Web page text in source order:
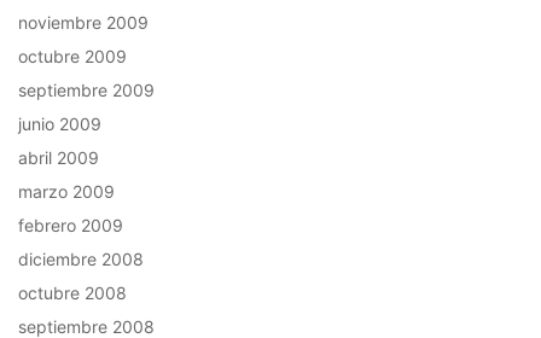
noviembre 2009
octubre 2009
septiembre 2009
junio 2009
abril 2009
marzo 2009
febrero 2009
diciembre 2008
octubre 2008
septiembre 2008